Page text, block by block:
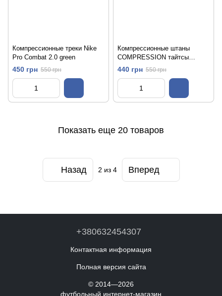
Компрессионные треки Nike
Pro Combat 2.0 green
450 грн 550 грн
Компрессионные штаны
COMPRESSION тайтсы
мужские
440 грн 550 грн
Показать еще 20 товаров
Назад 2 из 4 Вперед
+380632454307
Контактная информация
Полная версия сайта
© 2014—2026
футбольный интернет-магазин